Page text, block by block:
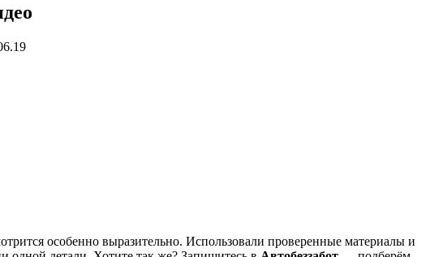
особенно выразительно. Использовали проверенные материалы и